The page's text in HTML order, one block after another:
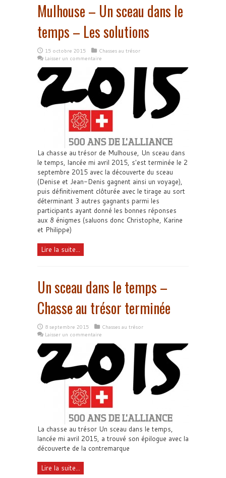
Mulhouse – Un sceau dans le
temps – Les solutions
15 octobre 2015
Chasses au trésor
Laisser un commentaire
La chasse au trésor de Mulhouse, Un sceau dans
le temps, lancée mi avril 2015, s'est terminée le 2
septembre 2015 avec la découverte du sceau
(Denise et Jean-Denis gagnent ainsi un voyage),
puis définitivement clôturée avec le tirage au sort
déterminant 3 autres gagnants parmi les
participants ayant donné les bonnes réponses
aux 8 énigmes (saluons donc Christophe, Karine
et Philippe)
Lire la suite...
Un sceau dans le temps –
Chasse au trésor terminée
8 septembre 2015
Chasses au trésor
Laisser un commentaire
La chasse au trésor Un sceau dans le temps,
lancée mi avril 2015, a trouvé son épilogue avec la
découverte de la contremarque
Lire la suite...